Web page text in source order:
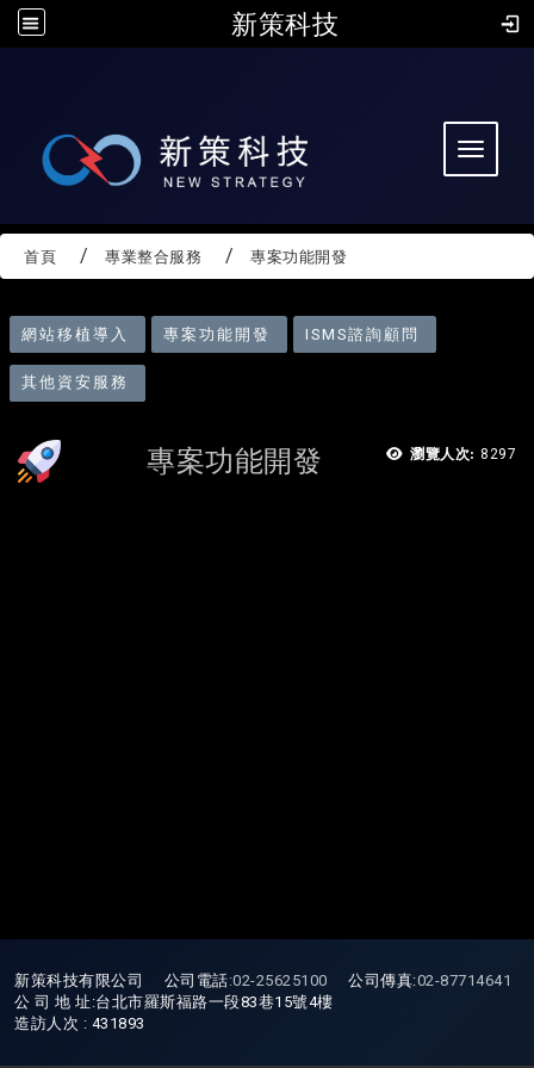
新策科技
Toggle
首頁 專業整合服務 專案功能開發
網站移植導入 專案功能開發 ISMS諮詢顧問
其他資安服務
瀏覽人次: 8297
專案功能開發
新策科技有限公司 公司電話:02-25625100 公司傳真:02-87714641
公 司 地 址:台北市羅斯福路一段83巷15號4樓
造訪人次 : 431893